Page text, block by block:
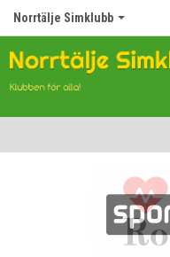
Norrtälje Simklubb